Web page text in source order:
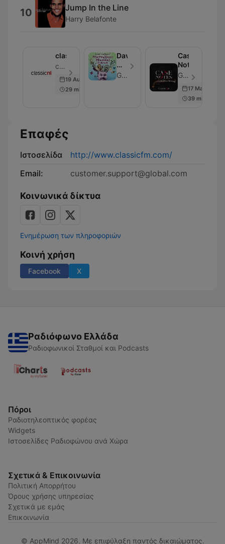
10 Jump In the Line
Harry Belafonte
classicnl
classicnl - Επεισόδιο 17
19 Aug 2021
29 min
David
Walliams'
Marvellous
Global
Case
Notes
Global - Επεισόδιο 7
17 May 2018
39 min
Επαφές
Ιστοσελίδα
http://www.classicfm.com/
Email:
customer.support@global.com
Κοινωνικά δίκτυα
Ενημέρωση των πληροφοριών
Κοινή χρήση
Facebook X
Ραδιόφωνο Ελλάδα
Ραδιοφωνικοί Σταθμοί και Podcasts
Πόροι
Ραδιοτηλεοπτικός φορέας
Widgets
Ιστοσελίδες Ραδιοφώνου ανά Χώρα
Σχετικά & Επικοινωνία
Πολιτική Απορρήτου
Όρους χρήσης υπηρεσίας
Σχετικά με εμάς
Επικοινωνία
© AppMind 2026. Με επιφύλαξη παντός δικαιώματος.